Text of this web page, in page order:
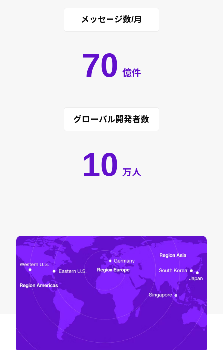
メッセージ数/月
70 億件
グローバル開発者数
10 万人